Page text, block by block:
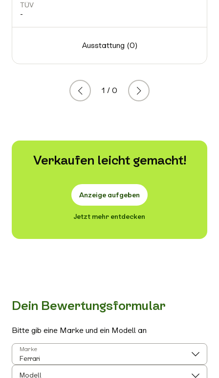
TÜV
-
Ausstattung (0)
Zurück
1 / 0 Weiter
Verkaufen leicht gemacht!
Anzeige aufgeben
Jetzt mehr entdecken
Dein Bewertungsformular
Bitte gib eine Marke und ein Modell an
Marke
Modell